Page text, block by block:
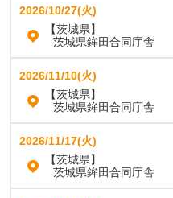
2026/10/27(火)
【茨城県】
茨城県鉾田合同庁舎
2026/11/10(火)
【茨城県】
茨城県鉾田合同庁舎
2026/11/17(火)
【茨城県】
茨城県鉾田合同庁舎